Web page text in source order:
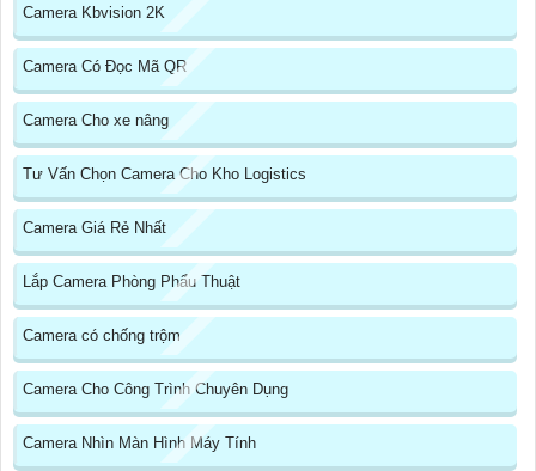
Camera Kbvision 2K
Camera Có Đọc Mã QR
Camera Cho xe nâng
Tư Vấn Chọn Camera Cho Kho Logistics
Camera Giá Rẻ Nhất
Lắp Camera Phòng Phẩu Thuật
Camera có chống trộm
Camera Cho Công Trình Chuyên Dụng
Camera Nhìn Màn Hình Máy Tính